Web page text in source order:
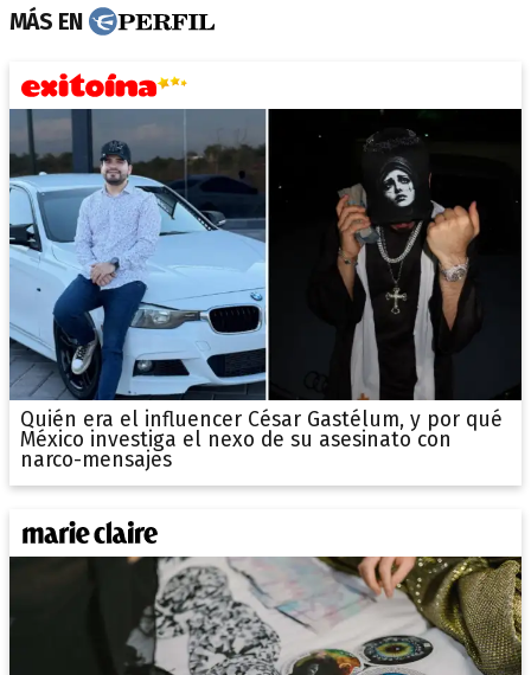
MÁS EN
Quién era el influencer César Gastélum, y por qué
México investiga el nexo de su asesinato con
narco-mensajes